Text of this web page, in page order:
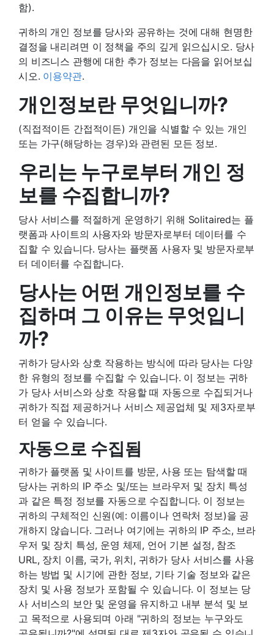
함).
귀하의 개인 정보를 당사와 공유하는 것에 대해 현명한
결정을 내리려면 이 정책을 주의 깊게 읽으십시오. 당사
의 비즈니스 관행에 대한 추가 정보는 다음을 읽어보십
시오. 이용약관.
개인정보란 무엇입니까?
(직접적이든 간접적이든) 개인을 식별할 수 있는 개인
또는 가구(해당하는 경우)와 관련된 모든 정보.
우리는 누구로부터 개인 정
보를 수집합니까?
당사 서비스를 적절하게 운영하기 위해 Solitaired는 플
랫폼과 사이트의 사용자와 방문자로부터 데이터를 수
집할 수 있습니다. 당사는 플랫폼 사용자 및 방문자로부
터 데이터를 수집합니다.
당사는 어떤 개인정보를 수
집하며 그 이유는 무엇입니
까?
귀하가 당사와 상호 작용하는 방식에 따라 당사는 다양
한 유형의 정보를 수집할 수 있습니다. 이 정보는 귀하
가 당사 서비스와 상호 작용할 때 자동으로 수집되거나
귀하가 직접 제공하거나 서비스 제공업체 및 제3자로부
터 얻을 수 있습니다.
자동으로 수집됨
귀하가 플랫폼 및 사이트를 방문, 사용 또는 탐색할 때
당사는 귀하의 IP 주소 및/또는 브라우저 및 장치 특성
과 같은 특정 정보를 자동으로 수집합니다. 이 정보는
귀하의 구체적인 신원(예: 이름이나 연락처 정보)을 공
개하지 않습니다. 그러나 여기에는 귀하의 IP 주소, 브라
우저 및 장치 특성, 운영 체제, 언어 기본 설정, 참조
URL, 장치 이름, 국가, 위치, 귀하가 당사 서비스를 사용
하는 방법 및 시기에 관한 정보, 기타 기술 정보와 같은
장치 및 사용 정보가 포함될 수 있습니다. 이 정보는 당
사 서비스의 보안 및 운영을 유지하고 내부 분석 및 보
고 목적으로 사용되며 아래 "귀하의 정보는 누구와도